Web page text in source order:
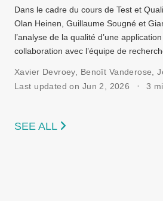
Dans le cadre du cours de Test et
Olan Heinen, Guillaume Sougné et
l’analyse de la qualité d’une
collaboration avec l’équipe de
Xavier Devroey, Benoît Vanderose ,
Last updated on Jun 2, 2026
3
SEE ALL